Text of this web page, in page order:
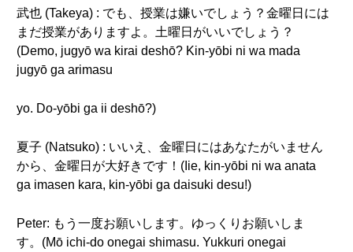
武也 (Takeya) : でも、授業は嫌いでしょう？金曜日には
まだ授業がありますよ。土曜日がいいでしょう？
(Demo, jugyō wa kirai deshō? Kin-yōbi ni wa mada
jugyō ga arimasu
yo. Do-yōbi ga ii deshō?)
夏子 (Natsuko) : いいえ、金曜日にはあなたがいません
から、金曜日が大好きです！(Iie, kin-yōbi ni wa anata
ga imasen kara, kin-yōbi ga daisuki desu!)
Peter: もう一度お願いします。ゆっくりお願いしま
す。(Mō ichi-do onegai shimasu. Yukkuri onegai